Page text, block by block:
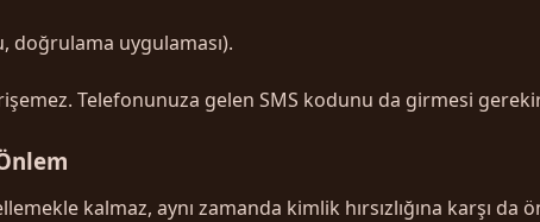
doğrulama uygulaması).
Telefonunuza gelen SMS kodunu da girmesi
kalmaz, aynı zamanda kimlik hırsızlığına karşı